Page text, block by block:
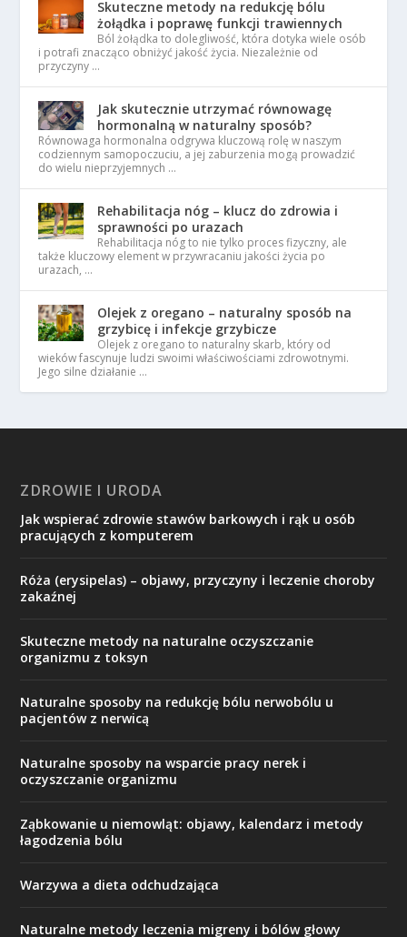
Skuteczne metody na redukcję bólu
żołądka i poprawę funkcji trawiennych
Ból żołądka to dolegliwość, która dotyka wiele osób
i potrafi znacząco obniżyć jakość życia. Niezależnie od
przyczyny …
Jak skutecznie utrzymać równowagę
hormonalną w naturalny sposób?
Równowaga hormonalna odgrywa kluczową rolę w naszym
codziennym samopoczuciu, a jej zaburzenia mogą prowadzić
do wielu nieprzyjemnych …
Rehabilitacja nóg – klucz do zdrowia i
sprawności po urazach
Rehabilitacja nóg to nie tylko proces fizyczny, ale
także kluczowy element w przywracaniu jakości życia po
urazach, …
Olejek z oregano – naturalny sposób na
grzybicę i infekcje grzybicze
Olejek z oregano to naturalny skarb, który od
wieków fascynuje ludzi swoimi właściwościami zdrowotnymi.
Jego silne działanie …
ZDROWIE I URODA
Jak wspierać zdrowie stawów barkowych i rąk u osób
pracujących z komputerem
Róża (erysipelas) – objawy, przyczyny i leczenie choroby
zakaźnej
Skuteczne metody na naturalne oczyszczanie
organizmu z toksyn
Naturalne sposoby na redukcję bólu nerwobólu u
pacjentów z nerwicą
Naturalne sposoby na wsparcie pracy nerek i
oczyszczanie organizmu
Ząbkowanie u niemowląt: objawy, kalendarz i metody
łagodzenia bólu
Warzywa a dieta odchudzająca
Naturalne metody leczenia migreny i bólów głowy